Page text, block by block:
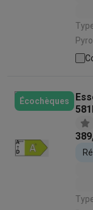
Type
Pyrolyse | Capacité
Écochèques
Type